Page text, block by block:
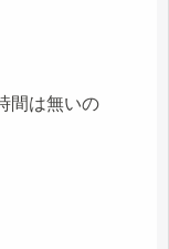
間は無いの